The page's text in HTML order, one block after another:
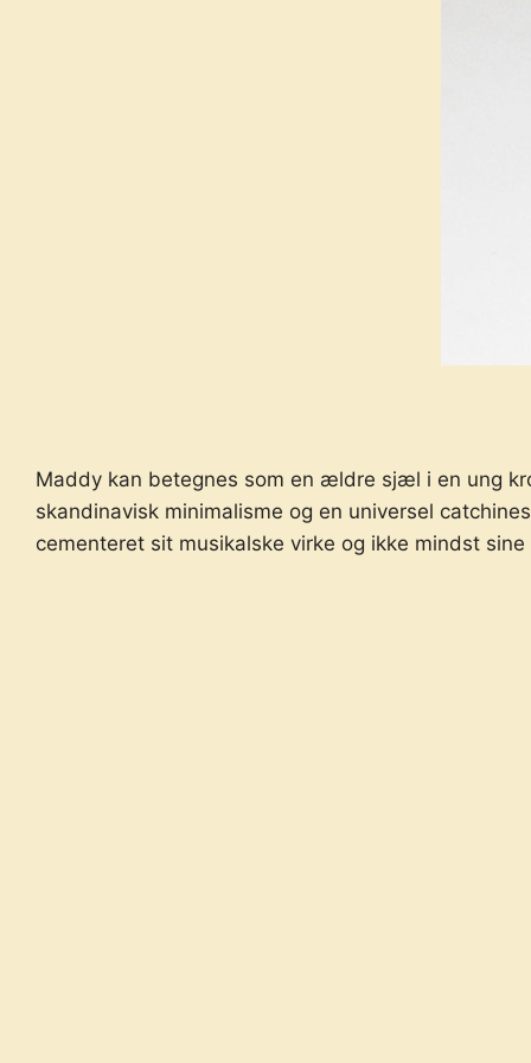
Maddy kan betegnes som en ældre sjæl i en ung
skandinavisk minimalisme og en universel
cementeret sit musikalske virke og ikke mindst